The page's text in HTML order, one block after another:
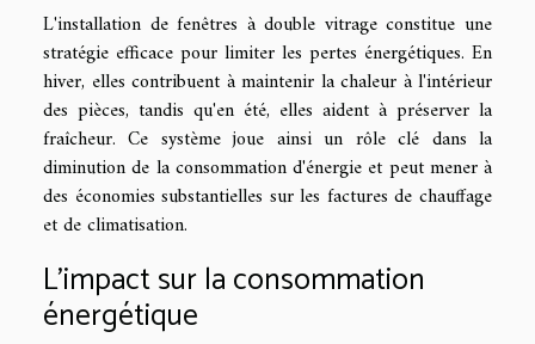
L'installation de fenêtres à double vitrage constitue une
stratégie efficace pour limiter les pertes énergétiques. En
hiver, elles contribuent à maintenir la chaleur à l'intérieur
des pièces, tandis qu'en été, elles aident à préserver la
fraîcheur. Ce système joue ainsi un rôle clé dans la
diminution de la consommation d'énergie et peut mener à
des économies substantielles sur les factures de chauffage
et de climatisation.
L'impact sur la consommation
énergétique